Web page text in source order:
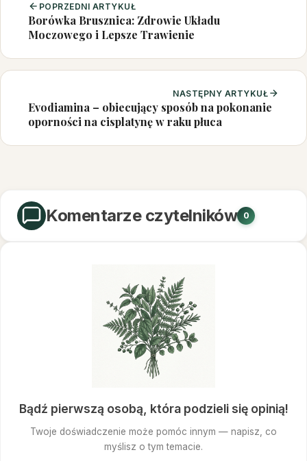
POPRZEDNI ARTYKUŁ
Borówka Brusznica: Zdrowie Układu
Moczowego i Lepsze Trawienie
NASTĘPNY ARTYKUŁ
Evodiamina – obiecujący sposób na pokonanie
oporności na cisplatynę w raku płuca
Komentarze czytelników 0
Bądź pierwszą osobą, która podzieli się opinią!
Twoje doświadczenie może pomóc innym — napisz, co
myślisz o tym temacie.